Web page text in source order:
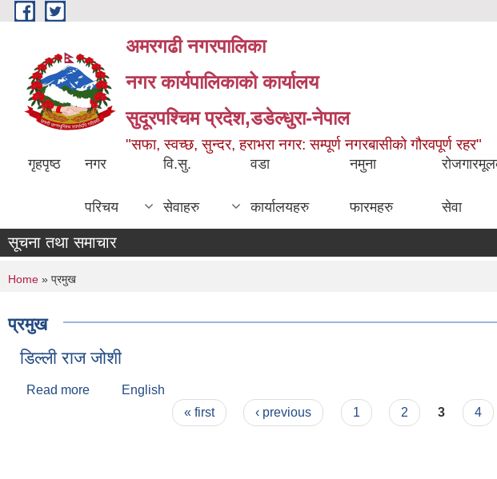
Skip to main content
अमरगढी नगरपालिका
नगर कार्यपालिकाको कार्यालय
सुदूरपश्चिम प्रदेश,डडेल्धुरा-नेपाल
"सफा, स्वच्छ, सुन्दर, हराभरा नगर: सम्पूर्ण नगरबासीको गौरवपूर्ण रहर"
गृहपृष्ठ नगर
परिचय
वि.सु.
सेवाहरु
वडा
कार्यालयहरु
नमुना
फारमहरु सेवा
सूचना तथा समाचार
You are here
Home » प्रमुख
प्रमुख
डिल्ली राज जोशी
Read more about डिल्ली राज जोशी
English
« first ‹ previous 1 2 3 4